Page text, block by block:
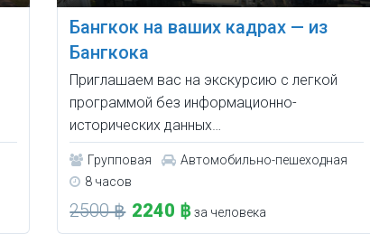
Бангкок на ваших кадрах — из
Бангкока
Приглашаем вас на экскурсию с легкой
программой без информационно-
исторических данных…
Групповая
Автомобильно-пешеходная
8 часов
2500 ฿ 2240 ฿за человека